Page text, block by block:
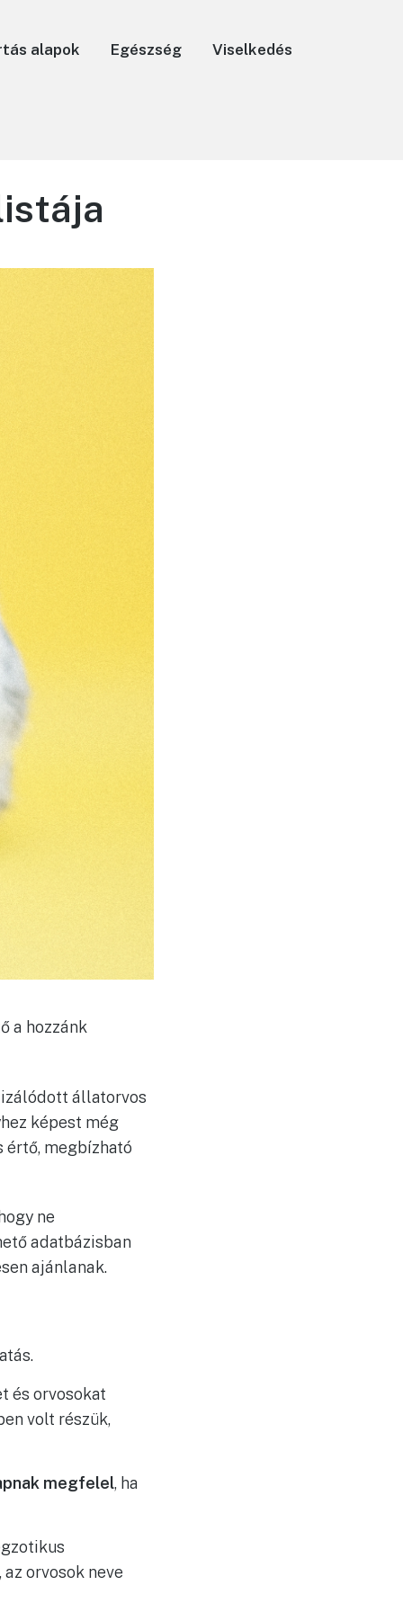
alapok Egészség Viselkedés
a hozzánk
állatorvos
képest még
értő, megbízható
ne
adatbázisban
ajánlanak.
és orvosokat
volt részük,
megfelel, ha
orvosok neve